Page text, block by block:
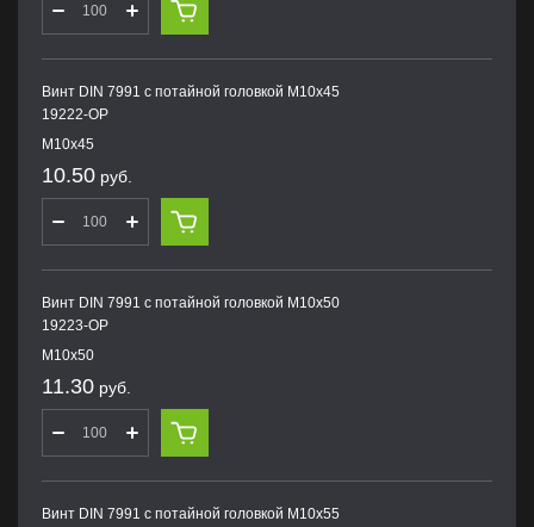
Винт DIN 7991 с потайной головкой M10х45
19222-OP
M10х45
10.50 руб.
Винт DIN 7991 с потайной головкой M10х50
19223-OP
M10х50
11.30 руб.
Винт DIN 7991 с потайной головкой M10х55